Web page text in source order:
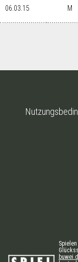
06.03.15 M